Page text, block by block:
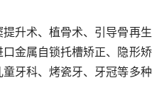
升术、植骨术、引导骨再
金属自锁托槽矫正、隐形
牙科、烤瓷牙、牙冠等多